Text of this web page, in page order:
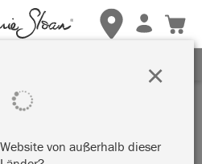
von außerhalb dieser
×